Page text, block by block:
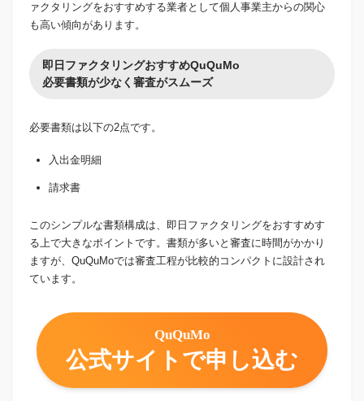
ァクタリングをおすすめする業者として個人事業主からの関心
も高い傾向があります。
即日ファクタリングおすすめQuQuMo
必要書類が少なく審査がスムーズ
必要書類は以下の2点です。
入出金明細
請求書
このシンプルな書類構成は、即日ファクタリングをおすすめす
る上で大きなポイントです。書類が多いと審査に時間がかかり
ますが、QuQuMoでは審査工程が比較的コンパクトに設計され
ています。
QuQuMo
公式サイトで申し込む